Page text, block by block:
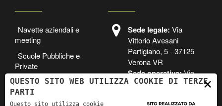
Navette aziendali e
meeting
Scuole Pubbliche e
Private
Transfer Aeroportuali
Sede legale: Via
Vittorio Avesani
Partigiano, 5 - 37125
Verona VR
Sede operativa:Via
dei Cavaleri 9,
×
QUESTO SITO WEB UTILIZZA COOKIE DI TERZE
PARTI
Questo sito utilizza cookie